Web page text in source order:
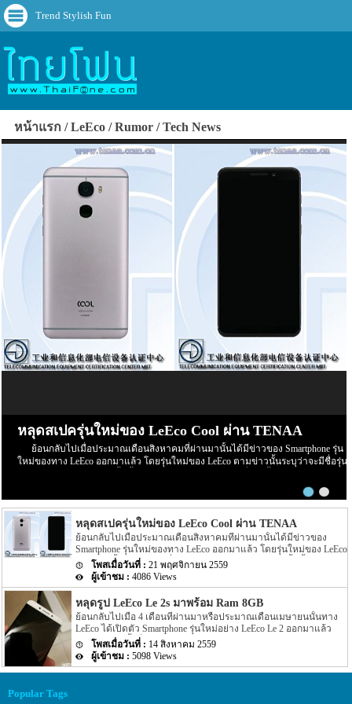
Trend Stylish Fun
หน้าแรก LeEco Rumor Tech News
หลุดสเปครุ่นใหม่ของ LeEco Cool ผ่าน TENAA
ย้อนกลับไปเมื่อประมาณเดือนสิงหาคมที่ผ่านมานั้นได้มีข่าวของ Smartphone รุ่น
ใหม่ของทาง LeEco ออกมาแล้ว โดยรุ่นใหม่ของ LeEco ตามข่าวนั้นระบุว่าจะมีชื่อรุ่น
คืบหน้าออกมาให้แฟนๆ นั้นทราบกันอีกครั้ง โดยรายละเอียดของ Smartphone รุ่นใหม่
ของทางค่ายผู้ผลิตอย่าง LeEco ล่าสุดนั้น ตามข่าวระบุว่าบนหน้าเว็บไซต์ที่น่าเชื่อถือ
ได้อย่าง TENAA นั้นได้ปรากฏรายละเอียดของ LeEco Cool รุ่นใหม่ออกมานั้นเอง
โดยตามข่าวนั้นยังได้ระบุออกมาอีกว่าชื่อรุ่นของ LeEco Cool รุ่นใหม่ที่ปรากฏบหน้า
เว็บไซต์ TENAA นั้นจะมีชื่อรุ่นว่า LeEco Cool อีกทั้งตามข่าวยังได้ระบุรายละเอียด
Spec ภายในตัวเครื่องออกมาอีกด้วย สำหรับรายละเอียด Spec ของ LeEco Cool รุ่น
ใหม่นี้จะมาพร้อมกับ chipset ที่ขับเคลื่อนตัวเครื่องอย่าง Snapdragon 821 ตัวเครื่องจะ
มาพร้อมกับหน้าจอแสดงผลขนาด 5.5 นิ้ว โดยหน้าจอจะเป็นหน้าจอแบบ full HD
[…]
หลุดสเปครุ่นใหม่ของ LeEco Cool ผ่าน TENAA
ย้อนกลับไปเมื่อประมาณเดือนสิงหาคมที่ผ่านมานั้นได้มีข่าวของ
Smartphone รุ่นใหม่ของทาง LeEco ออกมาแล้ว โดยรุ่นใหม่ของ LeEco
ตามข่าวนั้นระบุว่าจะมีชื่อรุ่นว่า Cool 1 Dual แต่ล่าสุดนั้นนั้นกลับมี
LeEco รุ่น Cool อีกหนึ่งรุ่นนั้นปรากฏข่าวความคืบหน้าออกมาให้
แฟนๆ นั้นทราบกันอีกครั้ง โดยรายละเอียดของ Smartphone รุ่นใหม่
ของทางค่ายผู้ผลิตอย่าง LeEco ล่าสุดนั้น ตามข่าวระบุว่าบนหน้า
เว็บไซต์ที่น่าเชื่อถือได้อย่าง TENAA นั้นได้ปรากฏรายละเอียดของ
LeEco Cool รุ่นใหม่ออกมานั้นเอง โดยตามข่าวนั้นยังได้ระบุออกมาอีก
ว่าชื่อรุ่นของ LeEco Cool รุ่นใหม่ที่ปรากฏบหน้าเว็บไซต์ TENAA นั้น
จะมีชื่อรุ่นว่า LeEco Cool อีกทั้งตามข่าวยังได้ระบุรายละเอียด Spec
ภายในตัวเครื่องออกมาอีกด้วย สำหรับรายละเอียด Spec ของ LeEco
Cool รุ่นใหม่นี้จะมาพร้อมกับ chipset ที่ขับเคลื่อนตัวเครื่องอย่าง
21 พฤศจิกายน 2559
4086 Views
หลุดรูป LeEco Le 2s มาพร้อม Ram 8GB
ย้อนกลับไปเมื่อ 4 เดือนที่ผ่านมาหรือประมาณเดือนเมษายนนั้นทาง
LeEco ได้เปิดตัว Smartphone รุ่นใหม่อย่าง LeEco Le 2 ออกมาแล้ว
โดยหลังจากนั้นก็มีข่าวออกมาอีกว่าทาง LeEco จะปล่อยรุ่นใหม่ออก
มา โดยยังไม่มีรายละเอียดแน่ชัดว่าจะเป็นรุ่นใด แต่ล่าสุดนั้นกลับมี
รูปของ Smartphone รุ่นใหม่ของ LeEco ถูกเปิดเผยออกมาบน
อินเตอร์เน็ต หลังจากที่เป็นข่าวลืออยู่หลายสัปดาห์ว่าทาง LeEco นั้น
14 สิงหาคม 2559
5098 Views
Popular Tags